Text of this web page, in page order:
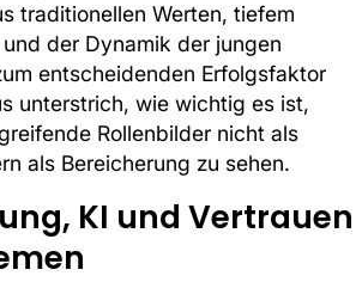
traditionellen Werten, tiefem
der Dynamik der jungen
entscheidenden Erfolgsfaktor
unterstrich, wie wichtig es ist,
Rollenbilder nicht als
als Bereicherung zu sehen.
KI und Vertrauen